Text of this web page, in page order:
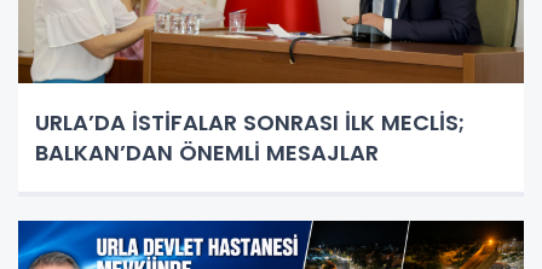
URLA’DA İSTİFALAR SONRASI İLK MECLİS;
BALKAN’DAN ÖNEMLİ MESAJLAR